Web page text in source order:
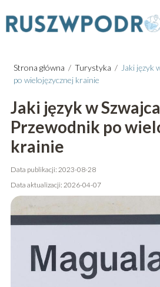
Strona główna / Turystyka / Jaki język
po wielojęzycznej krainie
Jaki język w
Przewodnik po
krainie
Data publikacji: 2023-08-28
Data aktualizacji: 2026-04-07